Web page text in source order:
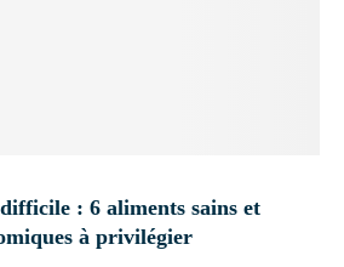
: 6 aliments sains et
à privilégier